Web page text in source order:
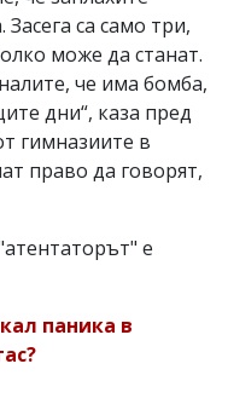
са само три,
може да станат.
че има бомба,
дни“, каза пред
гимназиите в
право да говорят,
е
паника в